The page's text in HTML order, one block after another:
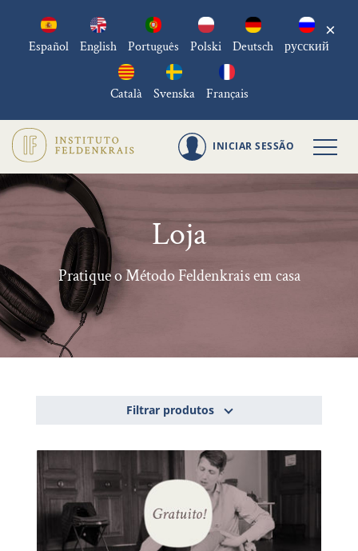
Español English Português Polski Deutsch русский
Català Svenska Français
×
INICIAR SESSÃO
Loja
Pratique o Método Feldenkrais em casa
Filtrar produtos